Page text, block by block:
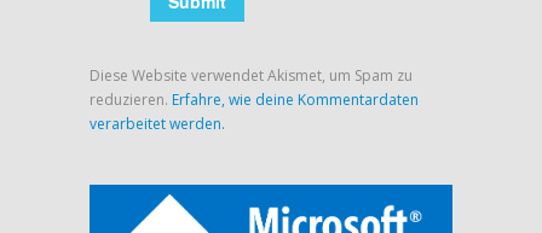
Diese Website verwendet Akismet, um Spam zu
reduzieren. Erfahre, wie deine Kommentardaten
verarbeitet werden.